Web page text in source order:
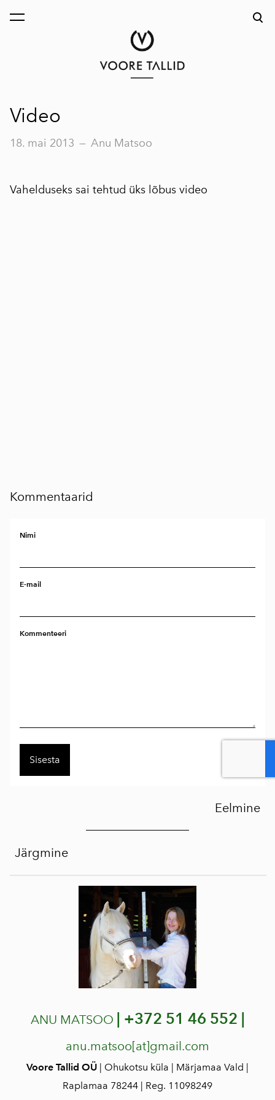
lisati ostukorvi.
Video
18. mai 2013 — Anu Matsoo
Vahelduseks sai tehtud üks lõbus video
Kommentaarid
Nimi
E-mail
Kommenteeri
Eelmine
Järgmine
ANU MATSOO | +372 51 46 552 |
anu.matsoo[at]gmail.com
Voore Tallid OÜ | Ohukotsu küla | Märjamaa Vald |
Raplamaa 78244 | Reg. 11098249